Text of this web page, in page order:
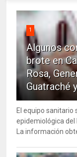
1
Algunos
brote en
Rosa,
Guatraché
El equipo sanitario
epidemiológica del
La información